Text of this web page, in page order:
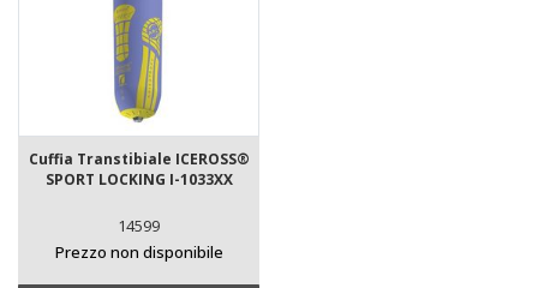
Cuffia Transtibiale ICEROSS®
SPORT LOCKING I-1033XX
14599
Prezzo non disponibile